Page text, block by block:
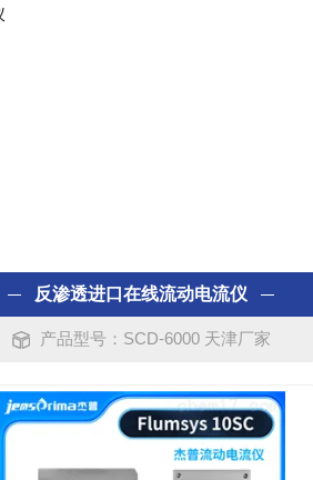
反渗透进口在线流动电流仪
产品型号：SCD-6000 天津厂家